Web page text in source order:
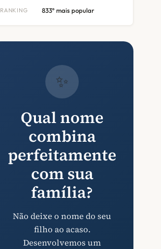
RANKING 833º mais popular
✨
Qual nome
combina
perfeitamente
com sua
família?
Não deixe o nome do seu
filho ao acaso.
Desenvolvemos um